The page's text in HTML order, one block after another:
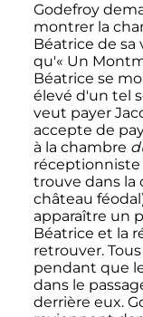
Godefroy
montrer la
Béatrice de sa
qu'« Un
Béatrice se
élevé d'un tel
veut payer
accepte de
à la chambre
réceptionniste
trouve dans la
château
apparaître un
Béatrice et la
retrouver.
pendant que
dans le
derrière eux.